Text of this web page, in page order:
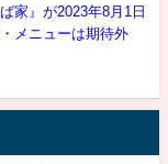
家』が2023年8月1日
メニューは期待外